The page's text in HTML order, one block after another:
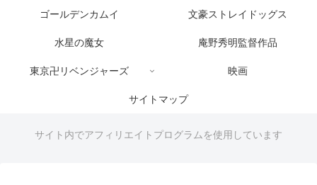
ゴールデンカムイ 文豪ストレイドッグス
水星の魔女 庵野秀明監督作品
東京卍リベンジャーズ 映画
サイトマップ
サイト内でアフィリエイトプログラムを使用しています